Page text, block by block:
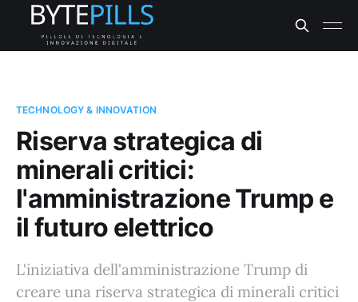
TECHNOLOGY & INNOVATION
Riserva strategica di
minerali critici:
l'amministrazione Trump e
il futuro elettrico
L'iniziativa dell'amministrazione Trump di
creare una riserva strategica di minerali critici